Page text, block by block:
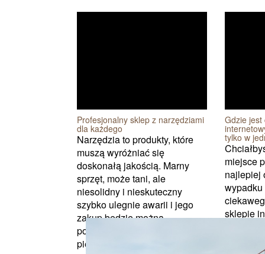
Profesjonalny sklep z narzędziami
dla każdego
Narzędzia to produkty, które
muszą wyróżniać się
doskonałą jakością. Marny
sprzęt, może tani, ale
niesolidny i nieskuteczny
szybko ulegnie awarii i jego
zakup będzie można
porównać do wyrzucenia
pienięd...
Gdzie jest
tylko w
miejsce
najlepiej
sklepie